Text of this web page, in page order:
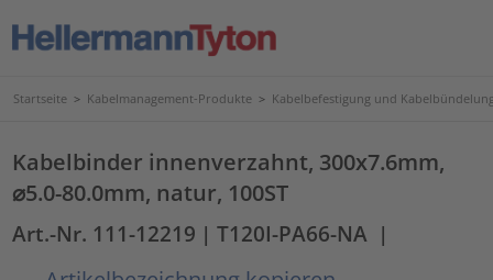
Startseite > Kabelmanagement-Produkte > Kabelbefestigung und
Kabelbinder innenverzahnt, 300x7.6mm,
⌀5.0-80.0mm, natur, 100ST
Art.-Nr. 111-12219 | T120I-PA66-NA |